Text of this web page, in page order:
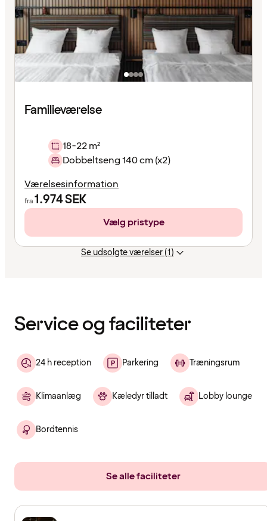
Familieværelse
18-22 m²
Dobbeltseng 140 cm (x2)
Værelsesinformation
fra1.974SEK
Vælg pristype
Se udsolgte værelser (1)
Service og faciliteter
24 h reception Parkering Træningsrum
Klimaanlæg Kæledyr tilladt Lobby lounge
Bordtennis
Se alle faciliteter